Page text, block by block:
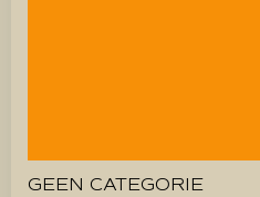
GEEN CATEGORIE